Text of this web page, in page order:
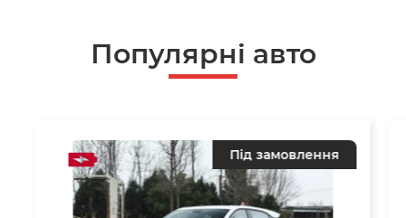
Популярні авто
Під замовлення